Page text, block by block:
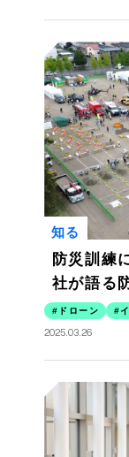
知る
防災訓練
社が語る
ドローン
2025.03.26